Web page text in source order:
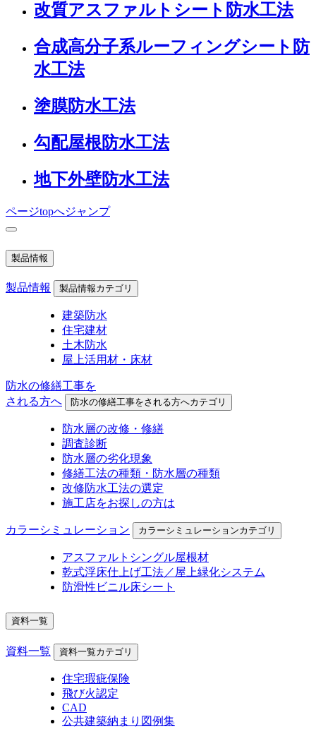
改質アスファルトシート防水工法
合成高分子系ルーフィングシート防
水工法
塗膜防水工法
勾配屋根防水工法
地下外壁防水工法
ページtopへジャンプ
製品情報
製品情報 製品情報カテゴリ
建築防水
住宅建材
土木防水
屋上活用材・床材
防水の修繕工事を
される方へ
防水の修繕工事をされる方へカテゴリ
防水層の改修・修繕
調査診断
防水層の劣化現象
修繕工法の種類・防水層の種類
改修防水工法の選定
施工店をお探しの方は
カラーシミュレーション カラーシミュレーションカテゴリ
アスファルトシングル屋根材
乾式浮床仕上げ工法／屋上緑化システム
防滑性ビニル床シート
資料一覧
資料一覧 資料一覧カテゴリ
住宅瑕疵保険
飛び火認定
CAD
公共建築納まり図例集